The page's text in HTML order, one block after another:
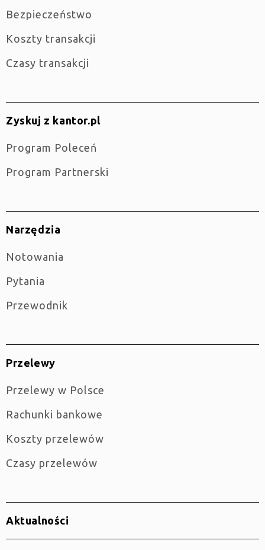
Bezpieczeństwo
Koszty transakcji
Czasy transakcji
Zyskuj z kantor.pl
Program Poleceń
Program Partnerski
Narzędzia
Notowania
Pytania
Przewodnik
Przelewy
Przelewy w Polsce
Rachunki bankowe
Koszty przelewów
Czasy przelewów
Aktualności